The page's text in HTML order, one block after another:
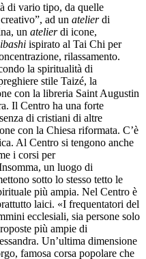
di vario tipo, da quelle
ad un atelierdi
un atelierdi icone,
ispirato al Tai Chi per
rilassamento.
la spiritualità di
stile Taizé, la
con la libreria Saint Augustin
Il Centro ha una forte
di cristiani di altre
con la Chiesa riformata. C’è
Al Centro si tengono anche
i corsi per
un luogo di
sotto lo stesso tetto le
più ampia. Nel Centro è
laici. «I frequentatori del
ecclesiali, sia persone solo
più ampie di
Un’ultima dimensione
famosa corsa popolare che